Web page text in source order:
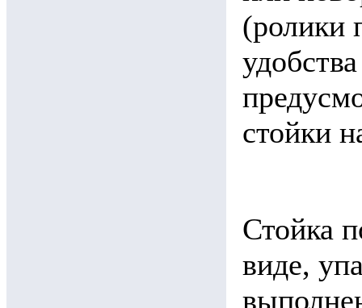
(ролики
стойки
Стойка
виде,